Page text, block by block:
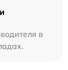
в